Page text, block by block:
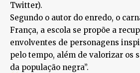
Twitter).
Segundo o autor do enredo, o
França, a escola se propõe a
envolventes de personagens
pelo tempo, além de valorizar os
da população negra”.